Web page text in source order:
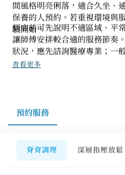
間風格明亮俐落，適合久坐、
保養的人預約。若重視環境與
驗開始。
到店前可先說明不適區域、平
讓師傅安排較合適的服務節奏
狀況，應先諮詢醫療專業；一
時段，保留完整操作時間。
查看更多
預約服務
脊背調理 深層指壓放鬆